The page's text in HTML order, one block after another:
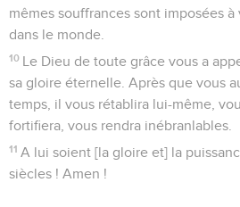
mêmes souffrances sont imposées
dans le monde.
10 Le Dieu de toute grâce vous a
sa gloire éternelle. Après que vous
temps, il vous rétablira lui-même,
fortifiera, vous rendra inébranlables.
11 A lui soient [la gloire et] la
siècles ! Amen !